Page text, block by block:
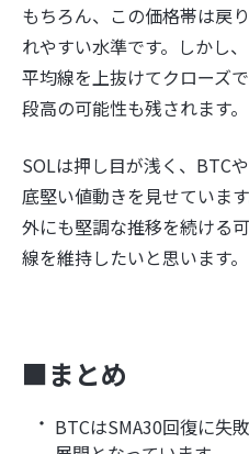
もちろん、この価格帯は戻
れやすい水準です。しかし
平均線を上抜けてクローズ
段高の可能性も残されます。
SOLは押し目が浅く、BTC
底堅い値動きを見せていま
外にも堅調な推移を続ける
線を維持したいと思います。
■まとめ
BTCはSMA30回復に失